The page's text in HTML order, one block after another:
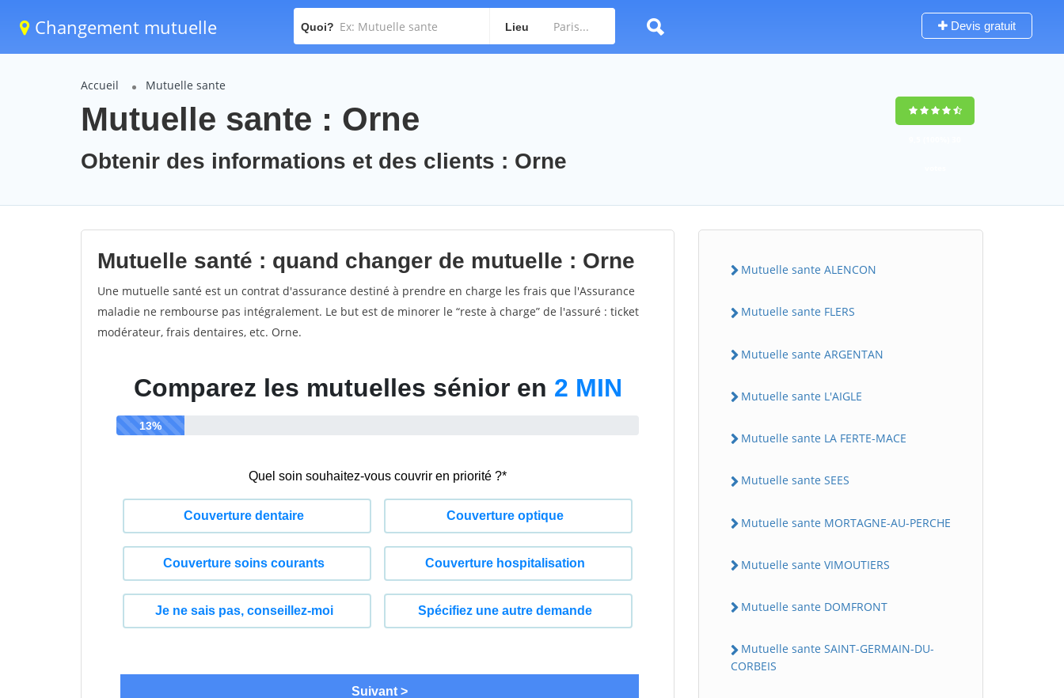
Changement mutuelle Quoi? Lieu Devis gratuit
Accueil Mutuelle sante
Mutuelle sante : Orne
Obtenir des informations et des clients : Orne
Mutuelle santé : quand changer de mutuelle : Orne
Une mutuelle santé est un contrat d'assurance destiné à prendre en charge les frais que l'Assurance
maladie ne rembourse pas intégralement. Le but est de minorer le “reste à charge” de l'assuré : ticket
modérateur, frais dentaires, etc. Orne.
Mutuelle sante ALENCON
Mutuelle sante FLERS
Mutuelle sante ARGENTAN
Mutuelle sante L'AIGLE
Mutuelle sante LA FERTE-MACE
Mutuelle sante SEES
Mutuelle sante MORTAGNE-AU-PERCHE
Mutuelle sante VIMOUTIERS
Mutuelle sante DOMFRONT
Mutuelle sante SAINT-GERMAIN-DU-
CORBEIS